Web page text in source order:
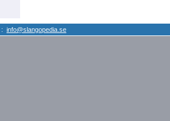
: info@slangopedia.se